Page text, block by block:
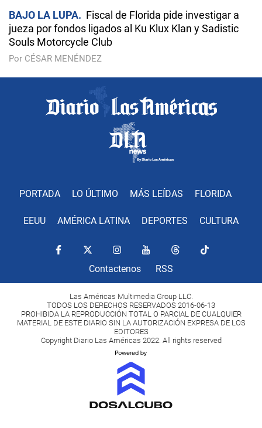
BAJO LA LUPA
Fiscal de Florida pide investigar a
jueza por fondos ligados al Ku Klux Klan y Sadistic
Souls Motorcycle Club
Por CÉSAR MENÉNDEZ
PORTADA LO ÚLTIMO MÁS LEÍDAS FLORIDA
EEUU AMÉRICA LATINA DEPORTES CULTURA
Contactenos RSS
Las Américas Multimedia Group LLC.
TODOS LOS DERECHOS RESERVADOS 2016-06-13
PROHIBIDA LA REPRODUCCIÓN TOTAL O PARCIAL DE CUALQUIER
MATERIAL DE ESTE DIARIO SIN LA AUTORIZACIÓN EXPRESA DE LOS
EDITORES
Copyright Diario Las Américas 2022. All rights reserved